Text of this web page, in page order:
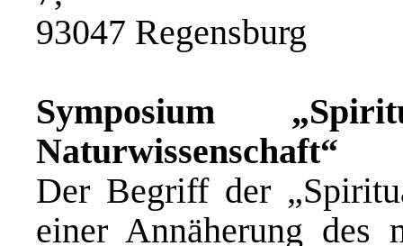
93047 Regensburg
Symposium
Naturwissenschaft“
Der Begriff der
einer Annäherung des